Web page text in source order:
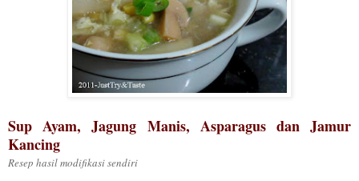
Sup Ayam, Jagung Manis, Asparagus dan Jamur
Kancing
Resep hasil modifikasi sendiri